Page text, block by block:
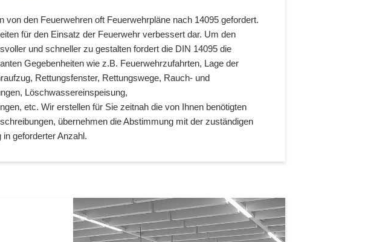
von den Feuerwehren oft Feuerwehrpläne nach 14095 gefordert.
für den Einsatz der Feuerwehr verbessert dar. Um den
und schneller zu gestalten fordert die DIN 14095 die
Gegebenheiten wie z.B. Feuerwehrzufahrten, Lage der
Rettungsfenster, Rettungswege, Rauch- und
Löschwassereinspeisung,
etc. Wir erstellen für Sie zeitnah die von Ihnen benötigten
übernehmen die Abstimmung mit der zuständigen
geforderter Anzahl.